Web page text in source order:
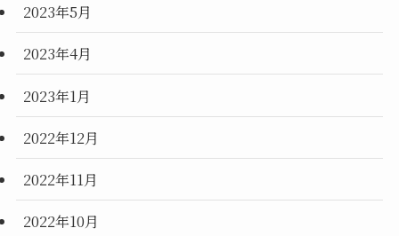
2023年5月
2023年4月
2023年1月
2022年12月
2022年11月
2022年10月